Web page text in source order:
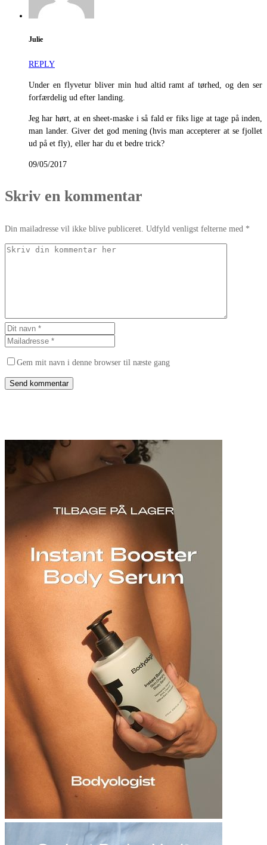
Julie
REPLY
Under en flyvetur bliver min hud altid ramt af tørhed, og den ser
forfærdelig ud efter landing.
Jeg har hørt, at en sheet-maske i så fald er fiks lige at tage på inden,
man lander. Giver det god mening (hvis man accepterer at se fjollet
ud på et fly), eller har du et bedre trick?
09/05/2017
Skriv en kommentar
Din mailadresse vil ikke blive publiceret. Udfyld venligst felterne med *
Gem mit navn i denne browser til næste gang